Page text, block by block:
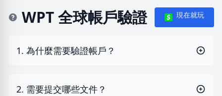
WPT 全球帳戶驗證 現在就玩
1. 為什麼需要驗證帳戶？
2. 需要提交哪些文件？